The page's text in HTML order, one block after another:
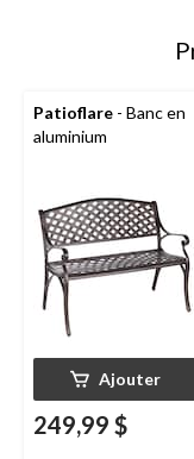
Patioflare - Banc en
aluminium
Ajouter
249,99 $